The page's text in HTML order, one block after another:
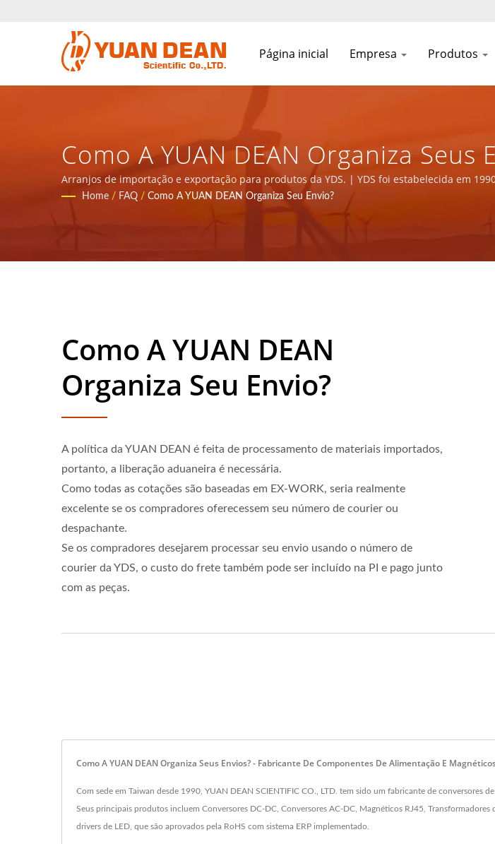
Página inicial Empresa Produtos
Como A YUAN DEAN Organiza Seus
Componentes De Alimentação E
YUAN DEAN SCIENTIFIC CO., LTD.
Arranjos de importação e exportação para produtos da YDS. | YDS foi estabelecida em
em Xiamen, China. Somos o principal fabricante eletrônico com certificação ISO 9001, ISO
Home / FAQ / Como A YUAN DEAN Organiza Seu Envio?
Como A YUAN DEAN
Organiza Seu Envio?
A política da YUAN DEAN é feita de processamento de materiais importados,
portanto, a liberação aduaneira é necessária.
Como todas as cotações são baseadas em EX-WORK, seria realmente
excelente se os compradores oferecessem seu número de courier ou
despachante.
Se os compradores desejarem processar seu envio usando o número de
courier da YDS, o custo do frete também pode ser incluído na PI e pago junto
com as peças.
Como A YUAN DEAN Organiza Seus Envios? - Fabricante De Componentes De Alimentação E
Com sede em Taiwan desde 1990, YUAN DEAN SCIENTIFIC CO., LTD. tem sido um fabricante de
Seus principais produtos incluem Conversores DC-DC, Conversores AC-DC, Magnéticos RJ45,
drivers de LED, que são aprovados pela RoHS com sistema ERP implementado.